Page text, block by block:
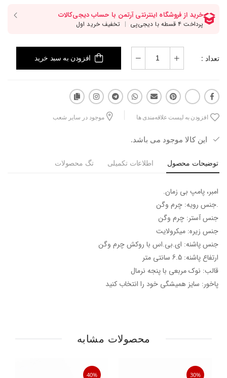
تعداد : افزودن به سبد خرید
افزودن به لیست علاقه‌مندی ها موجود در سایر شعب
این کالا موجود می باشد.
توضیحات محصول اطلاعات تکمیلی تگ محصولات
امبر، پامپ بی زمان.
.جنس رویه: چرم وگن
جنس آستر: چرم وگن
جنس زیره: میکرولایت
جنس پاشنه: ای.بی.اس با روکش چرم وگن
ارتفاع پاشنه: 6.5 سانتی متر
قالب: نوک مربعی با پنجه نرمال
پاخور: سایز همیشگی خود را انتخاب کنید
محصولات مشابه
30%
40%